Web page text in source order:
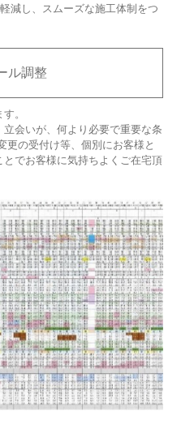
減し、スムーズな施工体制をつ
ル調整
。
会いが、何より必要で重要な条
更の受付け等、個別にお客様と
でお客様に気持ちよくご在宅頂